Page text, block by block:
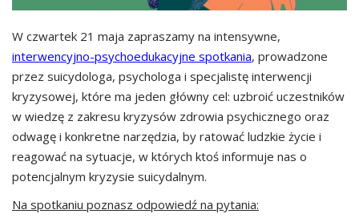
W czwartek 21 maja zapraszamy na intensywne,
interwencyjno-psychoedukacyjne spotkania, prowadzone
przez suicydologa, psychologa i specjalistę interwencji
kryzysowej, które ma jeden główny cel: uzbroić uczestników
w wiedzę z zakresu kryzysów zdrowia psychicznego oraz
odwagę i konkretne narzędzia, by ratować ludzkie życie i
reagować na sytuacje, w których ktoś informuje nas o
potencjalnym kryzysie suicydalnym.
Na spotkaniu poznasz odpowiedź na pytania: